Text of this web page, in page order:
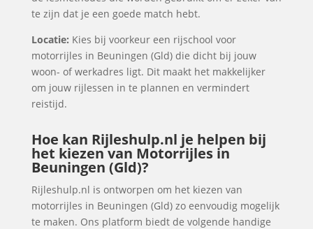
te zijn dat je een goede match hebt.
Locatie: Kies bij voorkeur een rijschool voor
motorrijles in Beuningen (Gld) die dicht bij jouw
woon- of werkadres ligt. Dit maakt het makkelijker
om jouw rijlessen in te plannen en vermindert
reistijd.
Hoe kan Rijleshulp.nl je helpen bij
het kiezen van Motorrijles in
Beuningen (Gld)?
Rijleshulp.nl is ontworpen om het kiezen van
motorrijles in Beuningen (Gld) zo eenvoudig mogelijk
te maken. Ons platform biedt de volgende handige